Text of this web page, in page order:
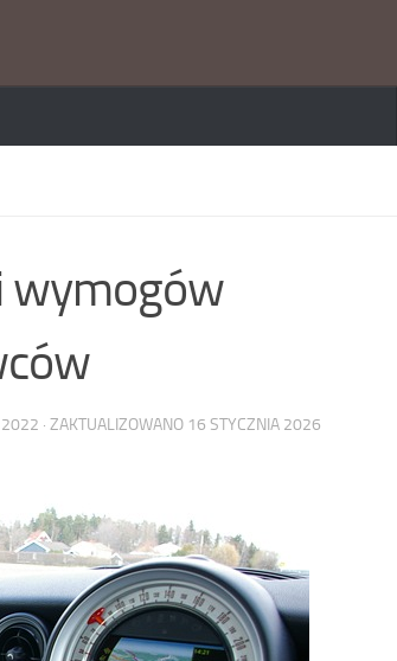
wymogów
2022 · ZAKTUALIZOWANO 16 STYCZNIA 2026